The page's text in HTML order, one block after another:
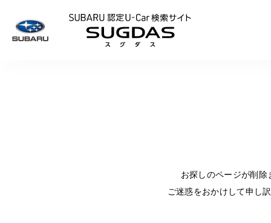
お探しのページが削
ご迷惑をおかけして申し